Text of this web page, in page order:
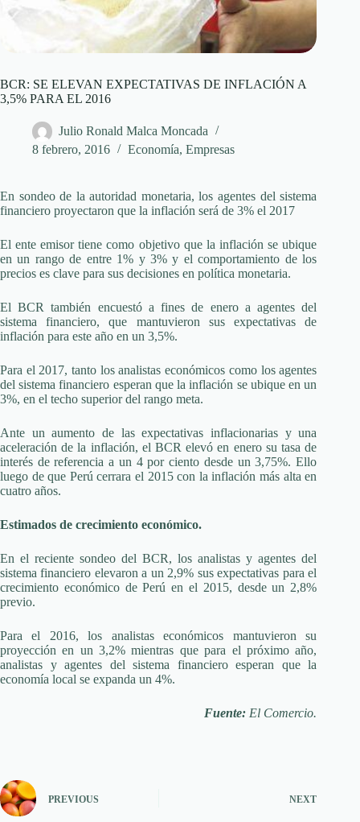
BCR: SE ELEVAN EXPECTATIVAS DE INFLACIÓN A
3,5% PARA EL 2016
Julio Ronald Malca Moncada
8 febrero, 2016
Economía, Empresas
En sondeo de la autoridad monetaria, los agentes del sistema
financiero proyectaron que la inflación será de 3% el 2017
El ente emisor tiene como objetivo que la inflación se ubique
en un rango de entre 1% y 3% y el comportamiento de los
precios es clave para sus decisiones en política monetaria.
El BCR también encuestó a fines de enero a agentes del
sistema financiero, que mantuvieron sus expectativas de
inflación para este año en un 3,5%.
Para el 2017, tanto los analistas económicos como los agentes
del sistema financiero esperan que la inflación se ubique en un
3%, en el techo superior del rango meta.
Ante un aumento de las expectativas inflacionarias y una
aceleración de la inflación, el BCR elevó en enero su tasa de
interés de referencia a un 4 por ciento desde un 3,75%. Ello
luego de que Perú cerrara el 2015 con la inflación más alta en
cuatro años.
Estimados de crecimiento económico.
En el reciente sondeo del BCR, los analistas y agentes del
sistema financiero elevaron a un 2,9% sus expectativas para el
crecimiento económico de Perú en el 2015, desde un 2,8%
previo.
Para el 2016, los analistas económicos mantuvieron su
proyección en un 3,2% mientras que para el próximo año,
analistas y agentes del sistema financiero esperan que la
economía local se expanda un 4%.
Fuente: El Comercio.
PREVIOUS NEXT